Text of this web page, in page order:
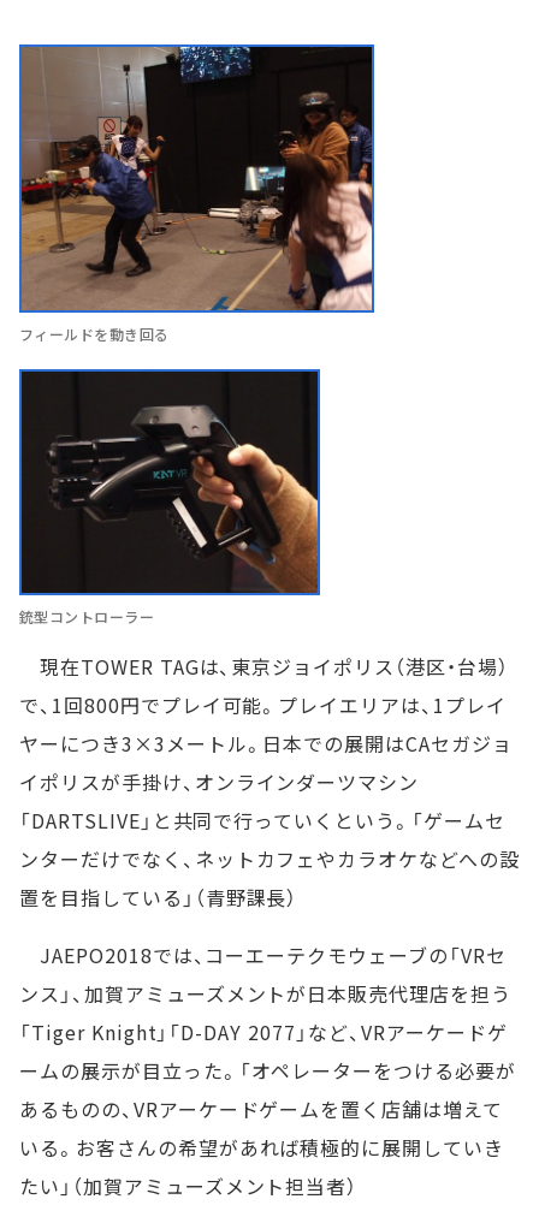
フィールドを動き回る
銃型コントローラー
現在TOWER TAGは、東京ジョイポリス（港区・台場）
で、1回800円でプレイ可能。プレイエリアは、1プレイ
ヤーにつき3×3メートル。日本での展開はCAセガジョ
イポリスが手掛け、オンラインダーツマシン
「DARTSLIVE」と共同で行っていくという。「ゲームセ
ンターだけでなく、ネットカフェやカラオケなどへの設
置を目指している」（青野課長）
JAEPO2018では、コーエーテクモウェーブの「VRセ
ンス」、加賀アミューズメントが日本販売代理店を担う
「Tiger Knight」「D-DAY 2077」など、VRアーケードゲ
ームの展示が目立った。「オペレーターをつける必要が
あるものの、VRアーケードゲームを置く店舗は増えて
いる。お客さんの希望があれば積極的に展開していき
たい」（加賀アミューズメント担当者）